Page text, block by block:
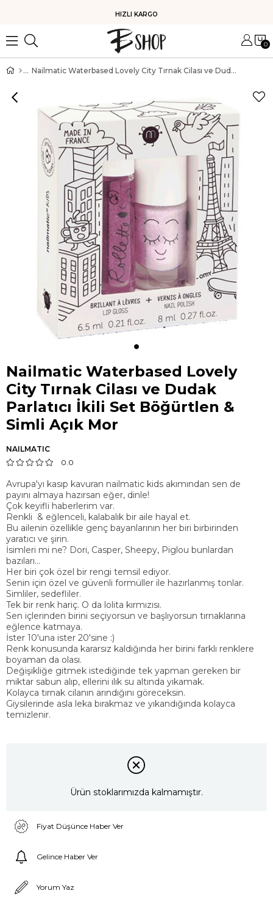
HIZLI KARGO
0
Nailmatic Waterbased Lovely City Tırnak Cilası ve Dudak Parlatıcı İkili Set Böğürtlen & Simli Açık Mor
Nailmatic Waterbased Lovely
City Tırnak Cilası ve Dudak
Parlatıcı İkili Set Böğürtlen &
Simli Açık Mor
NAILMATIC
0.0
​Avrupa'yı kasıp kavuran nailmatic kids akımından sen de
payını almaya hazırsan eğer, dinle!
Çok keyifli haberlerim var.
Renkli & eğlenceli, kalabalık bir aile hayal et.
Bu ailenin özellikle genç bayanlarının her biri birbirinden
yaratıcı ve şirin.
İsimleri mi ne? Dori, Casper, Sheepy, Piglou bunlardan
bazıları...
Her biri çok özel bir rengi temsil ediyor.
Senin için özel ve güvenli formüller ile hazırlanmış tonlar.
Simliler, sedefliler.
Tek bir renk hariç. O da lolita kırmızısı.
Sen içlerinden birini seçiyorsun ve başlıyorsun tırnaklarına
eğlence katmaya.
İster 10'una ister 20'sine :)
Renk konusunda kararsız kaldığında her birini farklı renklere
boyaman da olası.
Değişikliğe gitmek istediğinde tek yapman gereken bir
miktar sabun alıp, ellerini ılık su altında yıkamak.
Kolayca tırnak cilanın arındığını göreceksin.
Giysilerinde asla leka bırakmaz ve yıkandığında kolayca
temizlenir.
Ürün stoklarımızda kalmamıştır.
Fiyat Düşünce Haber Ver
Gelince Haber Ver
Yorum Yaz